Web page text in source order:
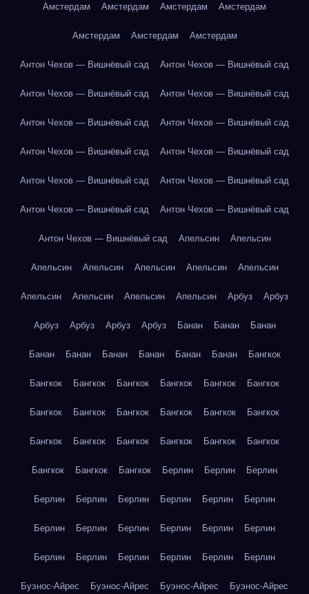
Амстердам Амстердам Амстердам Амстердам
Амстердам Амстердам Амстердам
Антон Чехов — Вишнёвый сад Антон Чехов — Вишнёвый сад
Антон Чехов — Вишнёвый сад Антон Чехов — Вишнёвый сад
Антон Чехов — Вишнёвый сад Антон Чехов — Вишнёвый сад
Антон Чехов — Вишнёвый сад Антон Чехов — Вишнёвый сад
Антон Чехов — Вишнёвый сад Антон Чехов — Вишнёвый сад
Антон Чехов — Вишнёвый сад Антон Чехов — Вишнёвый сад
Антон Чехов — Вишнёвый сад Апельсин Апельсин
Апельсин Апельсин Апельсин Апельсин Апельсин
Апельсин Апельсин Апельсин Апельсин Арбуз Арбуз
Арбуз Арбуз Арбуз Арбуз Банан Банан Банан
Банан Банан Банан Банан Банан Банан Бангкок
Бангкок Бангкок Бангкок Бангкок Бангкок Бангкок
Бангкок Бангкок Бангкок Бангкок Бангкок Бангкок
Бангкок Бангкок Бангкок Бангкок Бангкок Бангкок
Бангкок Бангкок Бангкок Берлин Берлин Берлин
Берлин Берлин Берлин Берлин Берлин Берлин
Берлин Берлин Берлин Берлин Берлин Берлин
Берлин Берлин Берлин Берлин Берлин Берлин
Буэнос-Айрес Буэнос-Айрес Буэнос-Айрес Буэнос-Айрес